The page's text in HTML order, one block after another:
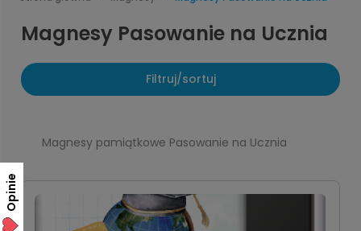
Magnesy Pasowanie na Ucznia
Filtruj/sortuj
Magnesy pamiątkowe Pasowanie na Ucznia
Opinie